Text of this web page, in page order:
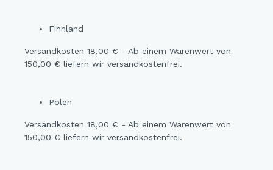
Finnland
Versandkosten 18,00 € - Ab einem Warenwert von
150,00 € liefern wir versandkostenfrei.
Polen
Versandkosten 18,00 € - Ab einem Warenwert von
150,00 € liefern wir versandkostenfrei.